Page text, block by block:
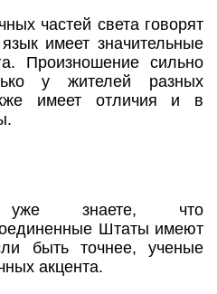
частей света говорят
имеет значительные
Произношение сильно
у жителей разных
имеет отличия и в
знаете, что
Штаты имеют
быть точнее, ученые
акцента.